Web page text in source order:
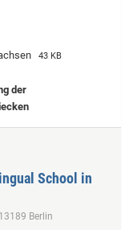
43 KB
der
School in
13189 Berlin